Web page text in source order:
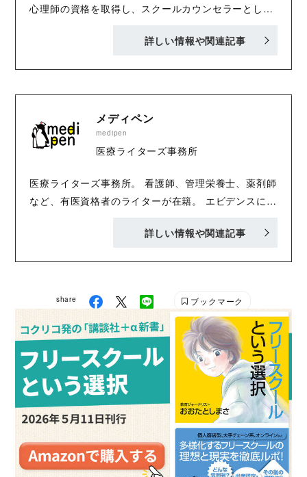
心理師の資格を取得し、スクールカウンセラーとして
ラー心理学の知識も活かし、子どもや保護者の気持ち
詳しい情報や関連記事
メディペン
medipen
医療ライターズ事務所
医療ライターズ事務所。 看護師、管理栄養士、薬剤師
など、有医資格者のライターが在籍。 エビデンスに基
事を手掛ける。 産婦人科関連、小児科、皮膚科、医療
詳しい情報や関連記事
share ブックマーク